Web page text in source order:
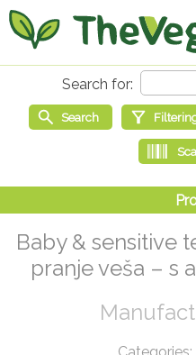
Baby & sensitive
pranje veša – s